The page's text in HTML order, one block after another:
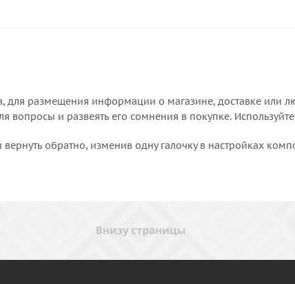
для размещения информации о магазине, доставке или
вопросы и развеять его сомнения в покупке.
обратно, изменив одну галочку в настройках